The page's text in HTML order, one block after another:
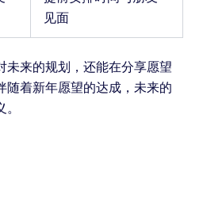
见面
未来的规划，还能在分享愿望
随着新年愿望的达成，未来的